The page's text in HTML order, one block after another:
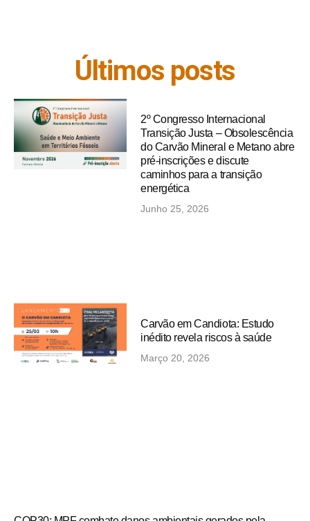
Últimos posts
2º Congresso Internacional
Transição Justa – Obsolescência
do Carvão Mineral e Metano abre
pré-inscrições e discute
caminhos para a transição
energética
Junho 25, 2026
Carvão em Candiota: Estudo
inédito revela riscos à saúde
Março 20, 2026